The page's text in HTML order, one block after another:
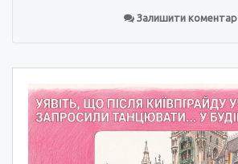
Залишити коментар